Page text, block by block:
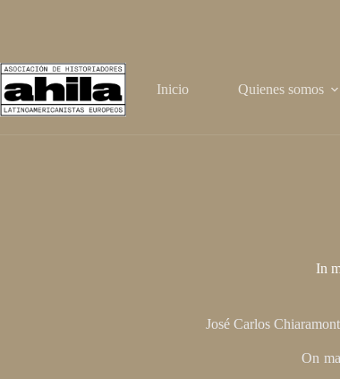
Inicio Quienes somos
In
José Carlos
On